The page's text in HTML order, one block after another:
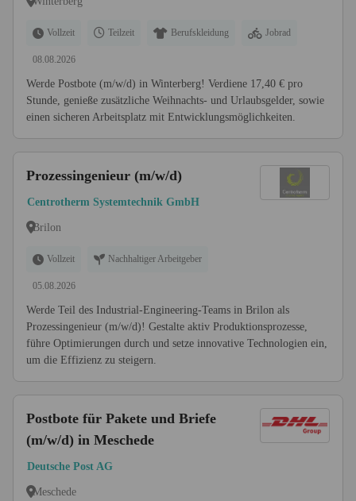
Vollzeit Teilzeit Berufskleidung Jobrad
08.08.2026
Werde Postbote (m/w/d) in Winterberg! Verdiene 17,40 € pro
Stunde, genieße zusätzliche Weihnachts- und Urlaubsgelder, sowie
einen sicheren Arbeitsplatz mit Entwicklungsmöglichkeiten.
Prozessingenieur (m/w/d)
Centrotherm Systemtechnik GmbH
Brilon
Vollzeit Nachhaltiger Arbeitgeber
05.08.2026
Werde Teil des Industrial-Engineering-Teams in Brilon als
Prozessingenieur (m/w/d)! Gestalte aktiv Produktionsprozesse,
führe Optimierungen durch und setze innovative Technologien ein,
um die Effizienz zu steigern.
Postbote für Pakete und Briefe
(m/w/d) in Meschede
Deutsche Post AG
Meschede